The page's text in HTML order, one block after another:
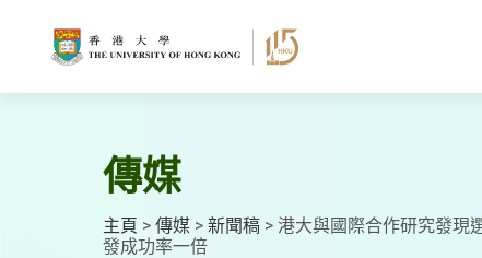
傳媒
主頁 > 傳媒 > 新聞稿 > 港大與國際合作研究發現
發成功率一倍